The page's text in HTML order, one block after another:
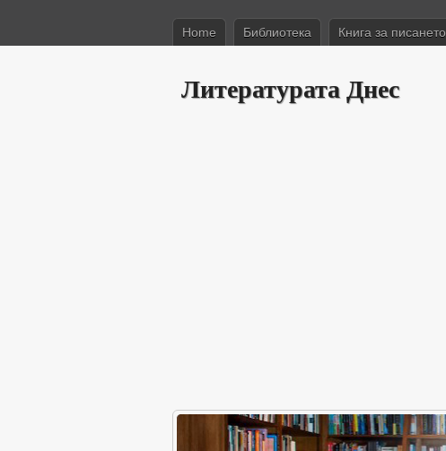
Home Библиотека Книга за писането
Литературата Днес